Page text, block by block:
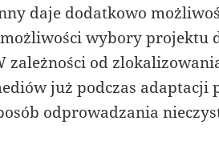
daje dodatkowo
wybory projektu
zależności od
już podczas adaptacji
odprowadzania